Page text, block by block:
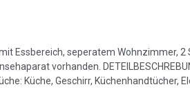
Essbereich, seperatem Wohnzimmer, 2
vorhanden.
Küche, Geschirr, Küchenhandtücher,